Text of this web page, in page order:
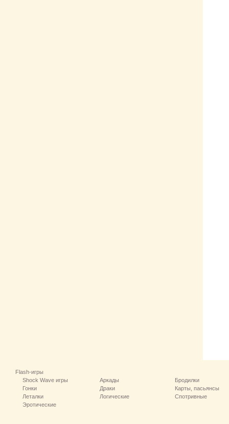
Flash-игры
Shock Wave игры
Аркады
Бродилки
Гонки
Драки
Карты, пасьянсы
Леталки
Логические
Спотривные
Эротические